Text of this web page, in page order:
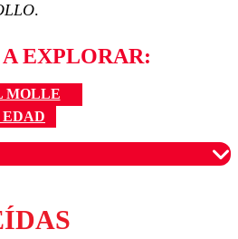
.
EXPLORAR:
MOLLE
moderados para garantizar un
respetuoso.